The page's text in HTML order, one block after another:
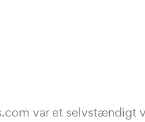
var et selvstændigt